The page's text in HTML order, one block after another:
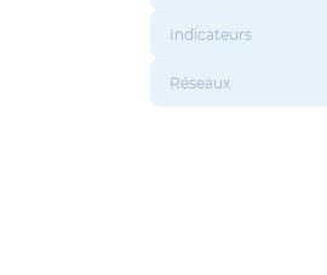
Indicateurs
Réseaux